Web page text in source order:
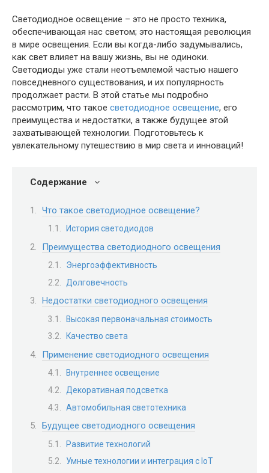
Светодиодное освещение – это не просто техника,
обеспечивающая нас светом; это настоящая революция
в мире освещения. Если вы когда-либо задумывались,
как свет влияет на вашу жизнь, вы не одиноки.
Светодиоды уже стали неотъемлемой частью нашего
повседневного существования, и их популярность
продолжает расти. В этой статье мы подробно
рассмотрим, что такое светодиодное освещение, его
преимущества и недостатки, а также будущее этой
захватывающей технологии. Подготовьтесь к
увлекательному путешествию в мир света и инноваций!
Содержание
Что такое светодиодное освещение?
История светодиодов
Преимущества светодиодного освещения
Энергоэффективность
Долговечность
Недостатки светодиодного освещения
Высокая первоначальная стоимость
Качество света
Применение светодиодного освещения
Внутреннее освещение
Декоративная подсветка
Автомобильная светотехника
Будущее светодиодного освещения
Развитие технологий
Умные технологии и интеграция с IoT